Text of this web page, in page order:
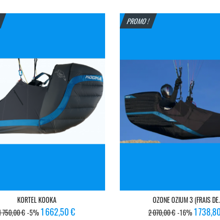
base
KORTEL KOOKA
750,00 €-5%Prix
1 662,50 €
PROMO !
OZONE OZIUM 3 (FRAIS
Prix
2 070,00 € -16% Prix
1